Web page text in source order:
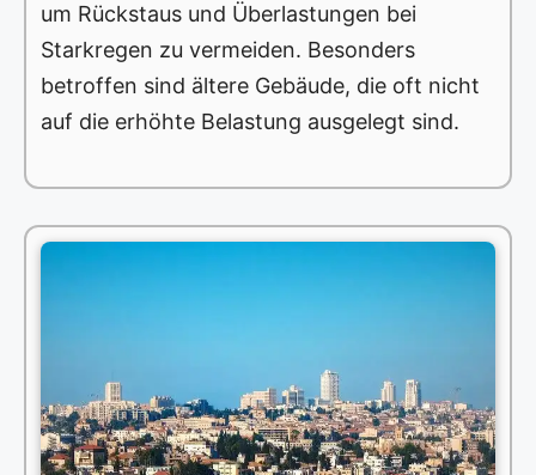
um Rückstaus und Überlastungen bei
Starkregen zu vermeiden. Besonders
betroffen sind ältere Gebäude, die oft nicht
auf die erhöhte Belastung ausgelegt sind.